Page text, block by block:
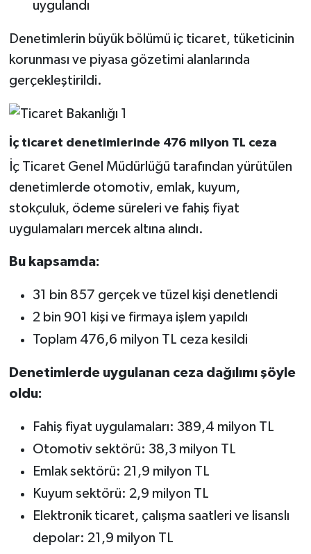
uygulandı
Denetimlerin büyük bölümü iç ticaret, tüketicinin
korunması ve piyasa gözetimi alanlarında
gerçekleştirildi.
İç ticaret denetimlerinde 476 milyon TL ceza
İç Ticaret Genel Müdürlüğü tarafından yürütülen
denetimlerde otomotiv, emlak, kuyum,
stokçuluk, ödeme süreleri ve fahiş fiyat
uygulamaları mercek altına alındı.
Bu kapsamda:
31 bin 857 gerçek ve tüzel kişi denetlendi
2 bin 901 kişi ve firmaya işlem yapıldı
Toplam 476,6 milyon TL ceza kesildi
Denetimlerde uygulanan ceza dağılımı şöyle
oldu:
Fahiş fiyat uygulamaları: 389,4 milyon TL
Otomotiv sektörü: 38,3 milyon TL
Emlak sektörü: 21,9 milyon TL
Kuyum sektörü: 2,9 milyon TL
Elektronik ticaret, çalışma saatleri ve lisanslı
depolar: 21,9 milyon TL